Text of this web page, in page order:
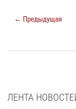
← Предыдущая
ЛЕНТА